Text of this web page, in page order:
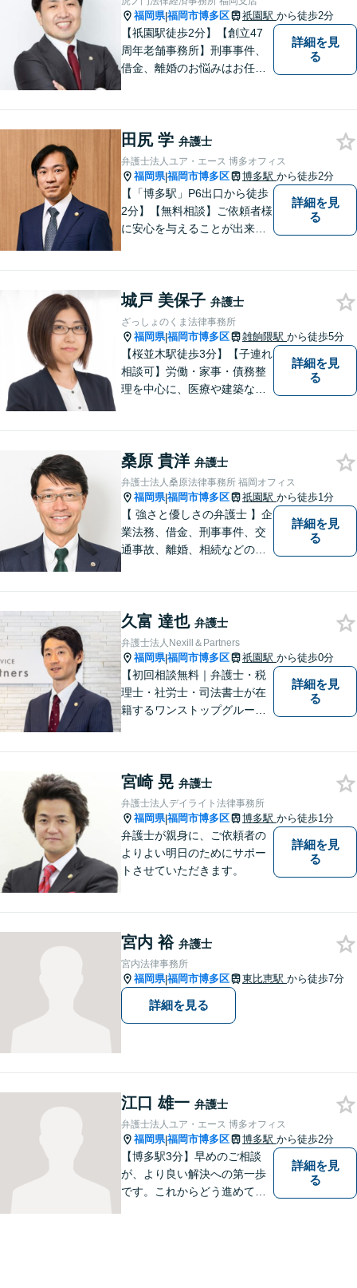
福岡県|福岡市博多区 祇園駅 から徒歩2分
【祇園駅徒歩2分】【創立47
周年老舗事務所】刑事事件、
借金、離婚のお悩みはお任せ
熱を持って、難しい案件も諦
めずに解決を目指します。
【他士業連携】
詳細を見
る
田尻 学 弁護士
弁護士法人ユア・エース 博多オフィス
福岡県|福岡市博多区 博多駅 から徒歩2分
【「博多駅」P6出口から徒歩
2分】【無料相談】ご依頼者様
に安心を与えることが出来る
いただくために、これからも
研鑽を積んでいきたいと考え
ております。
詳細を見
る
城戸 美保子 弁護士
ざっしょのくま法律事務所
福岡県|福岡市博多区 雑餉隈駅 から徒歩5分
【桜並木駅徒歩3分】【子連れ
相談可】労働・家事・債務整
理を中心に、医療や建築など
も、早めにお越しいただい
て、一緒に解決を目指しまし
ょう。
詳細を見
る
桑原 貴洋 弁護士
弁護士法人桑原法律事務所 福岡オフィス
福岡県|福岡市博多区 祇園駅 から徒歩1分
【 強さと優しさの弁護士 】企
業法務、借金、刑事事件、交
通事故、離婚、相続などのご
なリーガルサービスを提供い
たします。
詳細を見
る
久富 達也 弁護士
弁護士法人Nexill＆Partners
福岡県|福岡市博多区 祇園駅 から徒歩0分
【初回相談無料｜弁護士・税
理士・社労士・司法書士が在
籍するワンストップグルー
等複数士業の知識が必要な案
件を一括して対応。九州トッ
プクラスの豊富な実績。
詳細を見
る
宮崎 晃 弁護士
弁護士法人デイライト法律事務所
福岡県|福岡市博多区 博多駅 から徒歩1分
弁護士が親身に、ご依頼者の
よりよい明日のためにサポー
トさせていただきます。
詳細を見
る
宮内 裕 弁護士
宮内法律事務所
福岡県|福岡市博多区 東比恵駅 から徒歩7分
詳細を見る
江口 雄一 弁護士
弁護士法人ユア・エース 博多オフィス
福岡県|福岡市博多区 博多駅 から徒歩2分
【博多駅3分】早めのご相談
が、より良い解決への第一歩
です。これからどう進めてい
詳細を見
る